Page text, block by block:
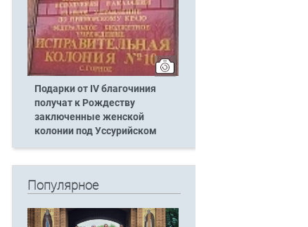
Подарки от IV благочиния
получат к Рождеству
заключенные женской
колонии под Уссурийском
Популярное